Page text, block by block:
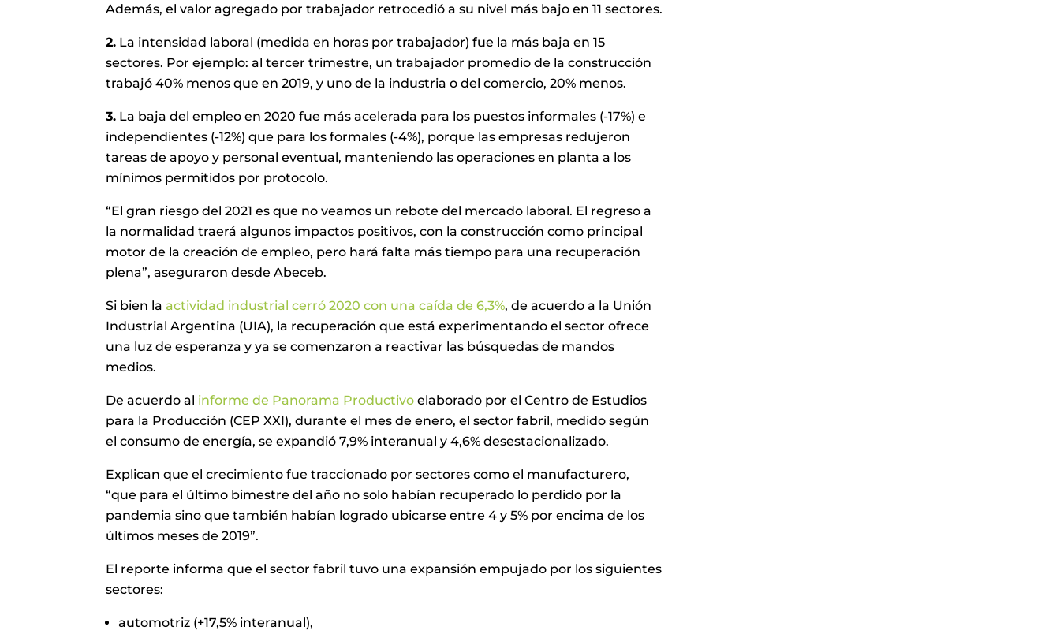
Además, el valor agregado por trabajador retrocedió a su nivel más bajo en 11 sectores.
2. La intensidad laboral (medida en horas por trabajador) fue la más baja en 15
sectores. Por ejemplo: al tercer trimestre, un trabajador promedio de la construcción
trabajó 40% menos que en 2019, y uno de la industria o del comercio, 20% menos.
3. La baja del empleo en 2020 fue más acelerada para los puestos informales (-17%) e
independientes (-12%) que para los formales (-4%), porque las empresas redujeron
tareas de apoyo y personal eventual, manteniendo las operaciones en planta a los
mínimos permitidos por protocolo.
“El gran riesgo del 2021 es que no veamos un rebote del mercado laboral. El regreso a
la normalidad traerá algunos impactos positivos, con la construcción como principal
motor de la creación de empleo, pero hará falta más tiempo para una recuperación
plena”, aseguraron desde Abeceb.
Si bien laactividad industrial cerró 2020 con una caída de 6,3%, de acuerdo a la Unión
Industrial Argentina (UIA), la recuperación que está experimentando el sector ofrece
una luz de esperanza y ya se comenzaron a reactivar las búsquedas de mandos
medios.
De acuerdo al informe de Panorama Productivo elaborado por el Centro de Estudios
para la Producción (CEP XXI), durante el mes de enero, el sector fabril, medido según
el consumo de energía, se expandió 7,9% interanual y 4,6% desestacionalizado.
Explican que el crecimiento fue traccionado por sectores como el manufacturero,
“que para el último bimestre del año no solo habían recuperado lo perdido por la
pandemia sino que también habían logrado ubicarse entre 4 y 5% por encima de los
últimos meses de 2019”.
El reporte informa que el sector fabril tuvo una expansión empujado por los siguientes
sectores:
automotriz (+17,5% interanual),